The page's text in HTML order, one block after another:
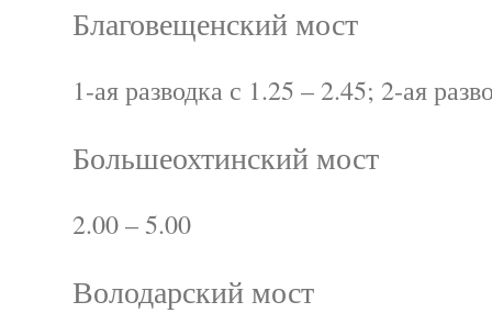
Благовещенский мост
1-ая разводка с 1.25 – 2.45; 2-ая
Большеохтинский мост
2.00 – 5.00
Володарский мост